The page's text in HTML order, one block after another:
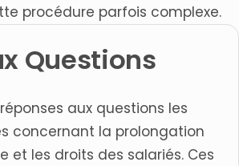
procédure parfois complexe.
Questions
aux questions les
concernant la prolongation
et les droits des salariés. Ces